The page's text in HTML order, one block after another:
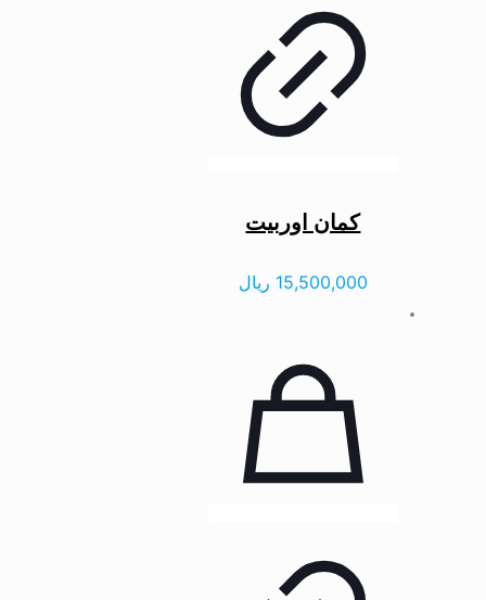
کمان اوربیت
15,500,000 ریال